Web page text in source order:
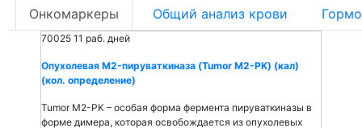
Онкомаркеры Общий анализ крови
70025 11 раб. дней
Опухолевая M2-пируваткиназа (Tumor M2-PK) (кал)
(кол. определение)
Tumor M2-PK – особая форма фермента пируваткиназы в
форме димера, которая освобождается из опухолевых